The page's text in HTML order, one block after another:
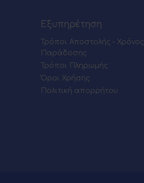
Εξυπηρέτηση
Τρόποι Αποστολής - Χρόνος
Παράδοσης
Τρόποι Πληρωμής
Όροι Χρήσης
Πολιτική απορρήτου